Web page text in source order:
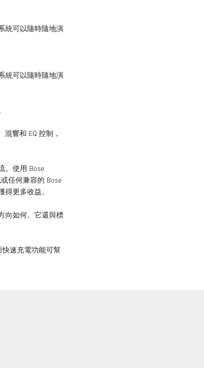
統可以隨時隨地演
統可以隨時隨地演
響和 EQ 控制，
。使用 Bose
任何兼容的 Bose
更多收益。
向如何。它還與標
速充電功能可幫